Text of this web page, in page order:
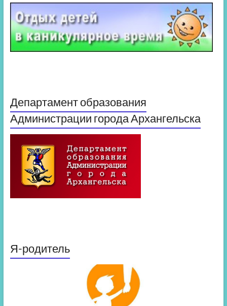
Департамент образования
Администрации города Архангельска
Я-родитель